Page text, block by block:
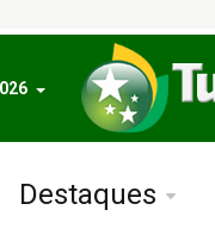
Destaques